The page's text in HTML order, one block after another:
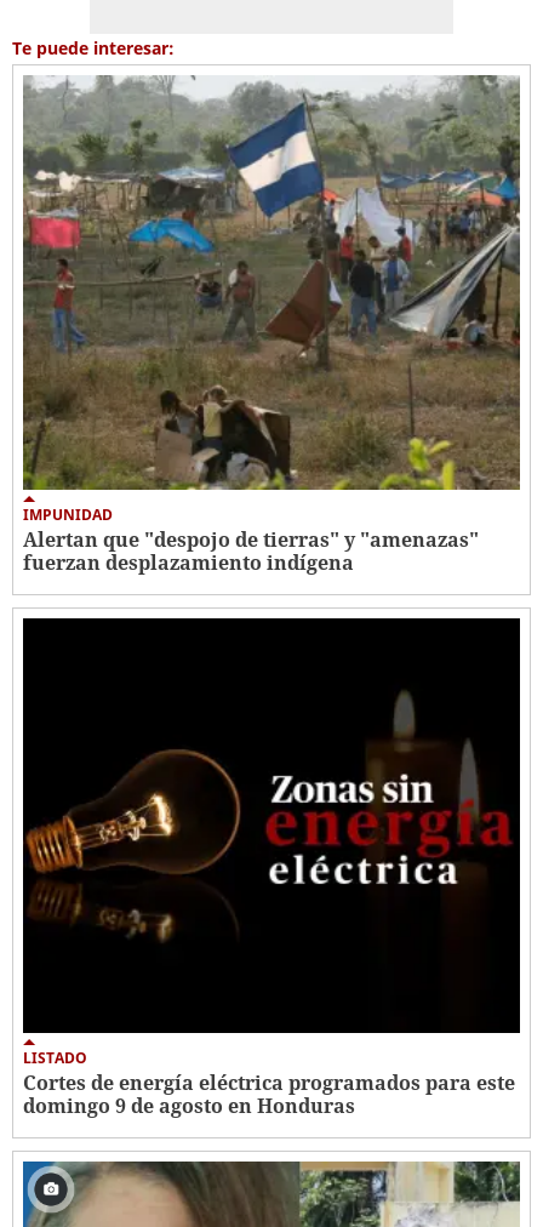
Te puede interesar:
IMPUNIDAD
Alertan que "despojo de tierras" y "amenazas"
fuerzan desplazamiento indígena
LISTADO
Cortes de energía eléctrica programados para este
domingo 9 de agosto en Honduras